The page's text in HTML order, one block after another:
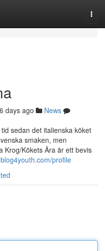
days ago
News
sedan det italienska köket
smaken, men
Krog/Kökets Ära är ett bevis
profile